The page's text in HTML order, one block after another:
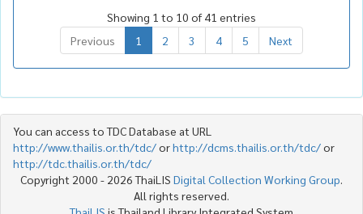
Showing 1 to 10 of 41 entries
Previous
1 2 3 4 5 Next
You can access to TDC Database at URL
http://www.thailis.or.th/tdc/orhttp://dcms.thailis.or.th/tdc/or
http://tdc.thailis.or.th/tdc/
Copyright 2000 - 2026 ThaiLIS Digital Collection Working Group
All rights reserved.